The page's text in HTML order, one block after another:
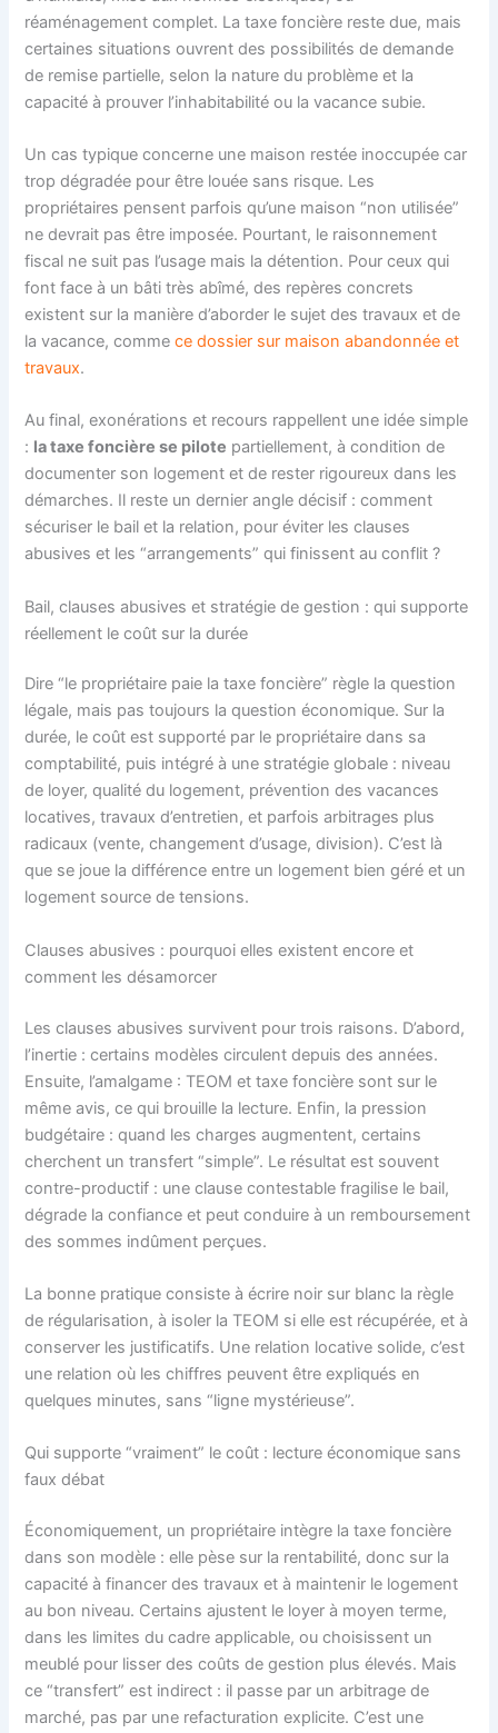
réaménagement complet. La taxe foncière reste due, mais
certaines situations ouvrent des possibilités de demande
de remise partielle, selon la nature du problème et la
capacité à prouver l’inhabitabilité ou la vacance subie.
Un cas typique concerne une maison restée inoccupée car
trop dégradée pour être louée sans risque. Les
propriétaires pensent parfois qu’une maison “non utilisée”
ne devrait pas être imposée. Pourtant, le raisonnement
fiscal ne suit pas l’usage mais la détention. Pour ceux qui
font face à un bâti très abîmé, des repères concrets
existent sur la manière d’aborder le sujet des travaux et de
la vacance, commece dossier sur maison abandonnée et
travaux.
Au final, exonérations et recours rappellent une idée simple
: la taxe foncière se pilote partiellement, à condition de
documenter son logement et de rester rigoureux dans les
démarches. Il reste un dernier angle décisif : comment
sécuriser le bail et la relation, pour éviter les clauses
abusives et les “arrangements” qui finissent au conflit ?
Bail, clauses abusives et stratégie de gestion : qui supporte
réellement le coût sur la durée
Dire “le propriétaire paie la taxe foncière” règle la question
légale, mais pas toujours la question économique. Sur la
durée, le coût est supporté par le propriétaire dans sa
comptabilité, puis intégré à une stratégie globale : niveau
de loyer, qualité du logement, prévention des vacances
locatives, travaux d’entretien, et parfois arbitrages plus
radicaux (vente, changement d’usage, division). C’est là
que se joue la différence entre un logement bien géré et un
logement source de tensions.
Clauses abusives : pourquoi elles existent encore et
comment les désamorcer
Les clauses abusives survivent pour trois raisons. D’abord,
l’inertie : certains modèles circulent depuis des années.
Ensuite, l’amalgame : TEOM et taxe foncière sont sur le
même avis, ce qui brouille la lecture. Enfin, la pression
budgétaire : quand les charges augmentent, certains
cherchent un transfert “simple”. Le résultat est souvent
contre-productif : une clause contestable fragilise le bail,
dégrade la confiance et peut conduire à un remboursement
des sommes indûment perçues.
La bonne pratique consiste à écrire noir sur blanc la règle
de régularisation, à isoler la TEOM si elle est récupérée, et à
conserver les justificatifs. Une relation locative solide, c’est
une relation où les chiffres peuvent être expliqués en
quelques minutes, sans “ligne mystérieuse”.
Qui supporte “vraiment” le coût : lecture économique sans
faux débat
Économiquement, un propriétaire intègre la taxe foncière
dans son modèle : elle pèse sur la rentabilité, donc sur la
capacité à financer des travaux et à maintenir le logement
au bon niveau. Certains ajustent le loyer à moyen terme,
dans les limites du cadre applicable, ou choisissent un
meublé pour lisser des coûts de gestion plus élevés. Mais
ce “transfert” est indirect : il passe par un arbitrage de
marché, pas par une refacturation explicite. C’est une